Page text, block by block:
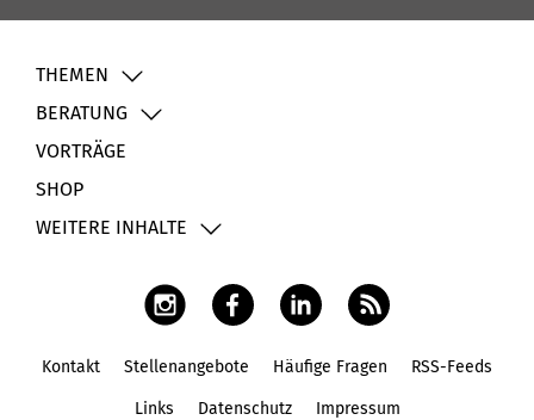
THEMEN
BERATUNG
VORTRÄGE
SHOP
WEITERE INHALTE
Kontakt Stellenangebote Häufige Fragen RSS-Feeds
Links Datenschutz Impressum